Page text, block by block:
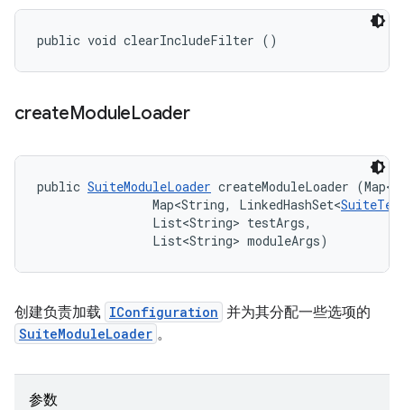
public void clearIncludeFilter ()
createModuleLoader
public SuiteModuleLoader createModuleLoader
                Map<String, LinkedHashSet<
                List<String> testArgs,
                List<String> moduleArgs)
创建负责加载 IConfiguration 并为其分配一些选项的
SuiteModuleLoader 。
参数